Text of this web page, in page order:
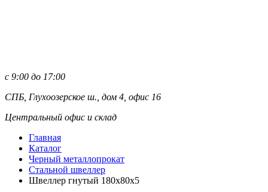
с 9:00 до 17:00
СПБ, Глухоозерское ш., дом 4, офис 16
Центральный офис и склад
Главная
Каталог
Черный металлопрокат
Стальной швеллер
Швеллер гнутый 180х80х5